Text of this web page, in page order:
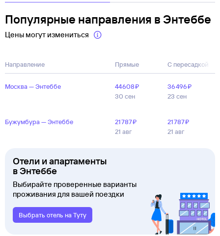
Популярные направления в Энтеббе
Цены могут измениться
Направление Прямые С пересадкой
Москва — Энтеббе
44 ⁠608 ⁠₽
30 сен
36 ⁠496 ⁠₽
23 сен
Бужумбура — Энтеббе
21 ⁠787 ⁠₽
21 авг
21 ⁠787 ⁠₽
21 авг
Отели и апартаменты
в Энтеббе
Выбирайте проверенные варианты
проживания для вашей поездки
Выбрать отель на Туту